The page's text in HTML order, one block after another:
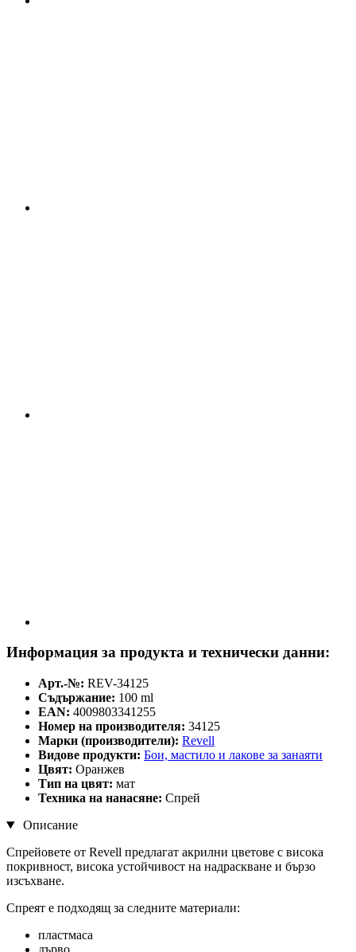
Информация за продукта и технически данни:
Арт.-№: REV-34125
Съдържание: 100 ml
EAN: 4009803341255
Номер на производителя: 34125
Марки (производители): Revell
Видове продукти: Бои, мастилo и лакове за занаяти
Цвят: Оранжев
Тип на цвят: мат
Техника на нанасяне: Спрей
Описание
Спрейовете от Revell предлагат акрилни цветове с висока
покривност, висока устойчивост на надраскване и бързо
изсъхване.
Спреят е подходящ за следните материали:
пластмаса
дърво